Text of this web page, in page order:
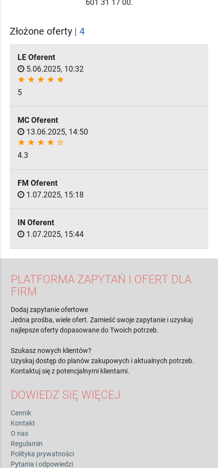
601 31 17 00.
Złożone oferty | 4
LE Oferent
5.06.2025, 10:32
star star star star star
5
MC Oferent
13.06.2025, 14:50
star star star star star_border
4.3
FM Oferent
1.07.2025, 15:18
IN Oferent
1.07.2025, 15:44
PLATFORMA ZAPYTAŃ I OFERT DLA
FIRM
Dodaj zapytanie ofertowe
Jedna prośba, wiele ofert. Zamieść swoje zapytanie i uzyskaj
najlepsze oferty dopasowane do Twoich potrzeb.
Szukasz nowych klientów?
Uzyskaj dostęp do planów zakupowych i aktualnych potrzeb.
Kontaktuj się z potencjalnymi klientami.
DOWIEDZ SIĘ WIĘCEJ
Cennik
Kontakt
O nas
Regulamin
Polityka prywatności
Pytania i odpowiedzi